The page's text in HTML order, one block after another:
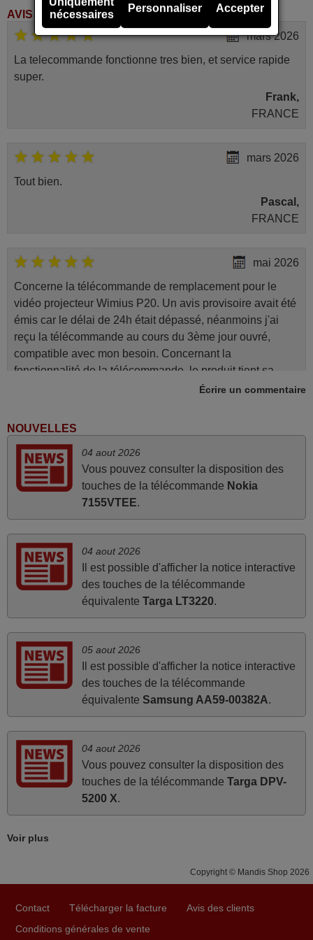
AVIS DES CLIENTS
mars 2026
La telecommande fonctionne tres bien, et service rapide
super.
Frank,
FRANCE
mars 2026
Tout bien.
Pascal,
FRANCE
mai 2026
Concerne la télécommande de remplacement pour le
vidéo projecteur Wimius P20. Un avis provisoire avait été
émis car le délai de 24h était dépassé, néanmoins j'ai
reçu la télécommande au cours du 3ème jour ouvré,
compatible avec mon besoin. Concernant la
fonctionnalité de la télécommande, le produit tient sa
promesse. Le document permet de connaître facilement
fournies.
FRANCE
avril 2026
Ravie de voir que ma commande effectuée a 13h30est
deja traitée et expédiée Je vous en remercie d’avance et
attend la réception Encore merci
Super Service
Mario,
AUTRICHE
mars 2026
Je suis très content de cet achat. Cette télécommande est
d'une efficacité étonnante. Alors que la télécommande
d'origine ne fonctionnait plus (probablement le LED à
changer), et que certains boutons sur le Combiné Radio-
seconde vie à mes deux Panasonic haut de gamme des
années 90
Écrire un commentaire
NOUVELLES
04 aout 2026
Vous pouvez consulter la disposition des
touches de la télécommande Nokia
7155VTEE.
04 aout 2026
Il est possible d'afficher la notice interactive
des touches de la télécommande
équivalente Targa LT3220.
05 aout 2026
Il est possible d'afficher la notice interactive
des touches de la télécommande
équivalente Samsung AA59-00382A.
04 aout 2026
Vous pouvez consulter la disposition des
touches de la télécommande Targa DPV-
5200 X.
Voir plus
Copyright © Mandis Shop 2026
Contact Télécharger la facture
Avis des clients
Conditions générales de vente
nécessaires
Personnaliser Accepter